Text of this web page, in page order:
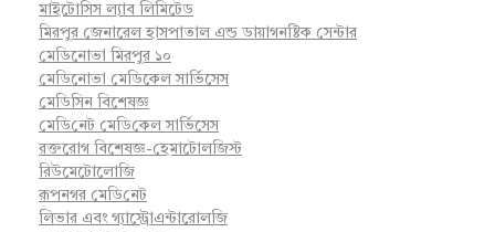
মাইটোসিস ল্যাব লিমিটেড
মিরপুর জেনারেল হাসপাতাল এন্ড ডায়াগনষ্টিক সেন্টার
মেডিনোভা মিরপুর ১০
মেডিনোভা মেডিকেল সার্ভিসেস
মেডিসিন বিশেষজ্ঞ
মে‌ডি‌নেট মে‌ডি‌কেল সা‌র্ভিসেস
রক্তরোগ বিশেষজ্ঞ-হেমাটোলজিস্ট
রিউমেটোলোজি
রূপনগর মে‌ডি‌নেট
লিভার এবং গ্যাস্ট্রোএন্টারোলজি